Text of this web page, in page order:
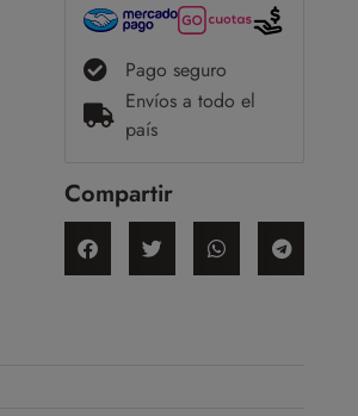
Pago seguro
Envíos a todo el
país
Compartir